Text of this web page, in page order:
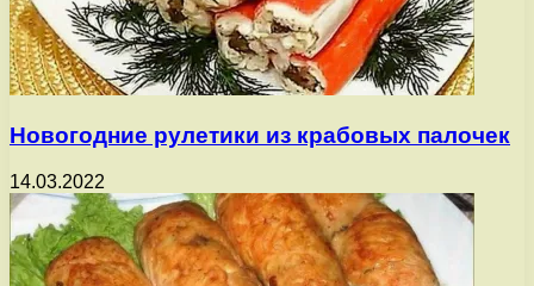
Новогодние рулетики из крабовых палочек
14.03.2022